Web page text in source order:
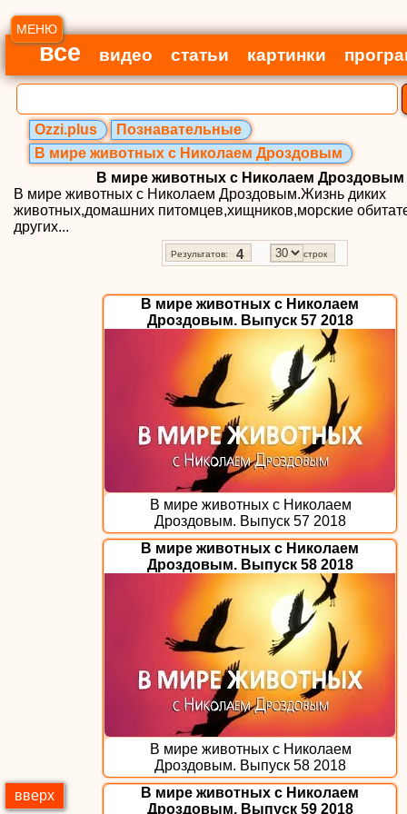
МЕНЮ
все видео статьи картинки
Ozzi.plus
Познавательные
В мире животных с Николаем Дроздовым
В мире животных с Николаем Дроздовым
В мире животных с Николаем Дроздовым.Жизнь диких
животных,домашних питомцев,хищников,морские
других...
Результатов: 4 строк
В мире животных с Николаем
Дроздовым. Выпуск 57 2018
В мире животных с Николаем
Дроздовым. Выпуск 57 2018
В мире животных с Николаем
Дроздовым. Выпуск 58 2018
В мире животных с Николаем
Дроздовым. Выпуск 58 2018
В мире животных с Николаем
Дроздовым. Выпуск 59 2018
вверх